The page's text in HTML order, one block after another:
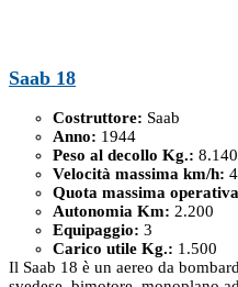
Saab 18
Costruttore: Saab
Anno: 1944
Peso al decollo Kg.: 8.140
Velocità massima km/h:
Quota massima
Autonomia Km: 2.200
Equipaggio: 3
Carico utile Kg.: 1.500
Il Saab 18 è un aereo da